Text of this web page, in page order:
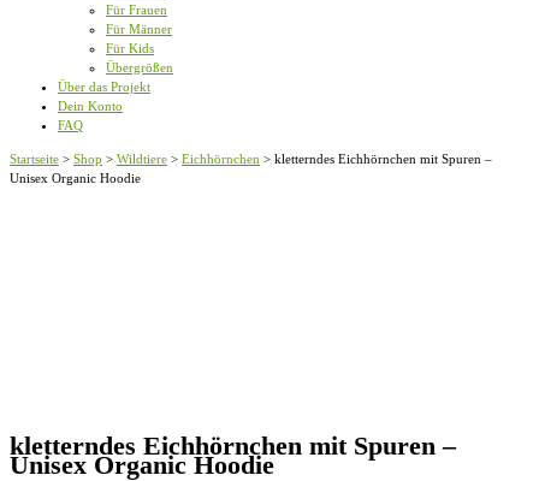
Für Frauen
Für Männer
Für Kids
Übergrößen
Über das Projekt
Dein Konto
FAQ
Startseite > Shop > Wildtiere > Eichhörnchen > kletterndes Eichhörnchen mit Spuren –
Unisex Organic Hoodie
kletterndes Eichhörnchen mit Spuren –
Unisex Organic Hoodie